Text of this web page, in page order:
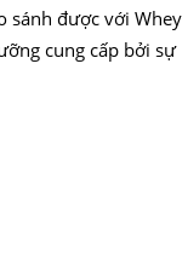
sánh được với Whey
cung cấp bởi sự